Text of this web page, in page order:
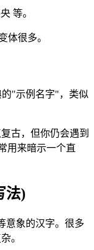
等。
体很多。
"示例名字"，类似
古，但你仍会遇到
用来暗示一个直
法)
意象的汉字。很多
。